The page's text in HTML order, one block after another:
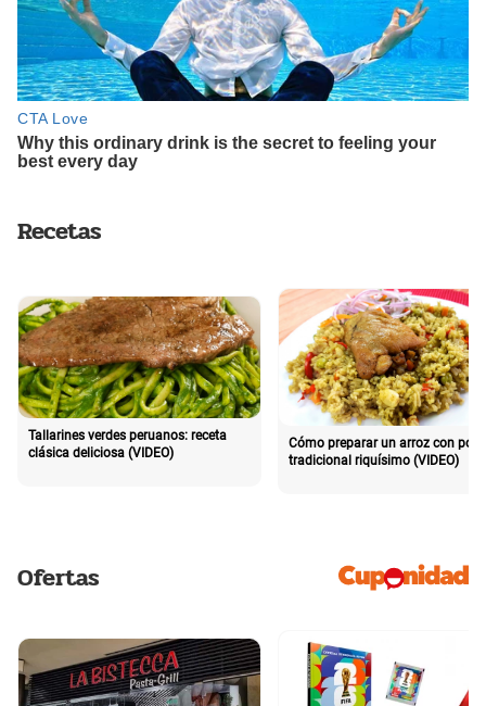
Recetas
Tallarines verdes peruanos: receta
clásica deliciosa (VIDEO)
Cómo preparar un arroz con pollo
tradicional riquísimo (VIDEO)
Ofertas